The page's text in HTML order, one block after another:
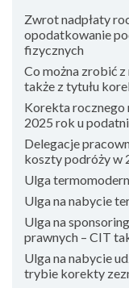
Zwrot nadpłaty
opodatkowanie
fizycznych
Co można zrobić
także z tytułu
Korekta rocznego
2025 rok u
Delegacje
koszty podróży w
Ulga
Ulga na nabycie
Ulga na
prawnych – CIT
Ulga na nabycie
trybie korekty